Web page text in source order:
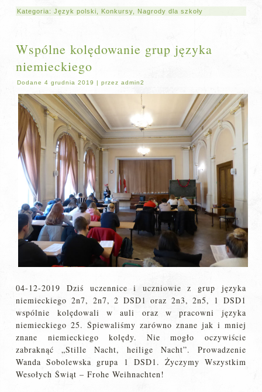
Kategoria:Język polski Konkursy Nagrody dla szkoły
Wspólne kolędowanie grup języka
niemieckiego
Dodane 4 grudnia 2019 |przez admin2
04-12-2019 Dziś uczennice i uczniowie z grup języka
niemieckiego 2n7, 2n7, 2 DSD1 oraz 2n3, 2n5, 1 DSD1
wspólnie kolędowali w auli oraz w pracowni języka
niemieckiego 25. Śpiewaliśmy zarówno znane jak i mniej
znane niemieckiego kolędy. Nie mogło oczywiście
zabraknąć „Stille Nacht, heilige Nacht”. Prowadzenie
Wanda Sobolewska grupa 1 DSD1. Życzymy Wszystkim
Wesołych Świąt – Frohe Weihnachten!